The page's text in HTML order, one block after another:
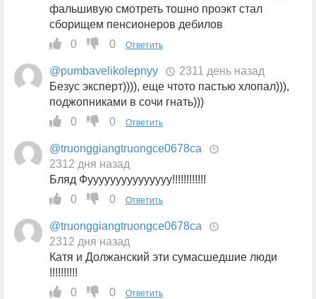
фальшивую смотреть тошно проэкт стал
сборищем пенсионеров дебилов
0
0 Ответить
@pumbavelikolepnyy
2311 день назад
Безус эксперт)))), еще чтото пастью хлопал))),
поджопниками в сочи гнать)))
0
0 Ответить
@truonggiangtruongce0678ca
2312 дня назад
Бляд Фууууууууууууууу!!!!!!!!!!!!
0
0 Ответить
@truonggiangtruongce0678ca
2312 дня назад
Катя и Должанский эти сумасшедшие люди
!!!!!!!!!!
0
0 Ответить